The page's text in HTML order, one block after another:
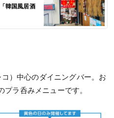
韓国風居酒
）中心のダイニングバー。お
ラ呑みメニューです。